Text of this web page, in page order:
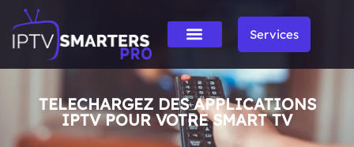
Services
TELECHARGEZ DES APPLICATIONS
IPTV POUR VOTRE SMART TV